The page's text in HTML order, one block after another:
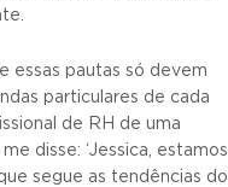
essas pautas só devem
particulares de cada
de RH de uma
disse: ‘Jessica, estamos
segue as tendências do